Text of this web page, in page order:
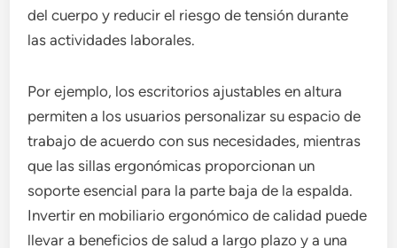
del cuerpo y reducir el riesgo de tensión durante
las actividades laborales.
Por ejemplo, los escritorios ajustables en altura
permiten a los usuarios personalizar su espacio de
trabajo de acuerdo con sus necesidades, mientras
que las sillas ergonómicas proporcionan un
soporte esencial para la parte baja de la espalda.
Invertir en mobiliario ergonómico de calidad puede
llevar a beneficios de salud a largo plazo y a una